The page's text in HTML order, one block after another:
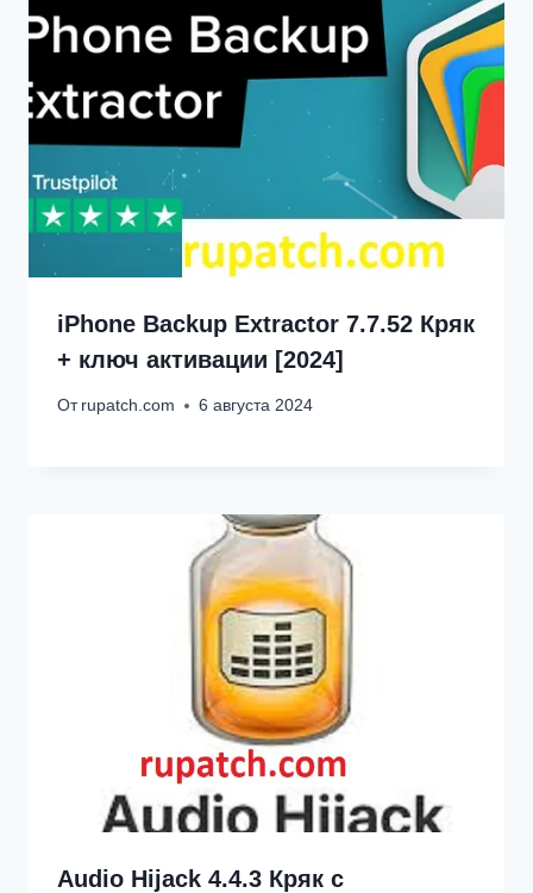
iPhone Backup Extractor 7.7.52 Кряк
+ ключ активации [2024]
От rupatch.com 6 августа 2024
Audio Hijack 4.4.3 Кряк с